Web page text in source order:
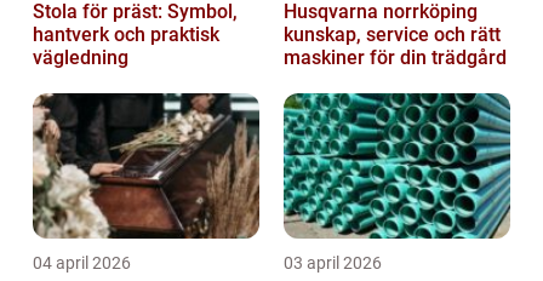
Stola för präst: Symbol,
hantverk och praktisk
vägledning
Husqvarna norrköping
kunskap, service och rätt
maskiner för din trädgård
04 april 2026 03 april 2026